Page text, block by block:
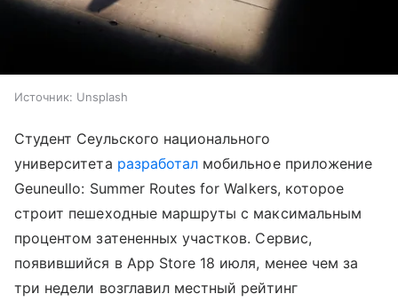
Источник: Unsplash
Студент Сеульского национального
университета разработал мобильное приложение
Geuneullo: Summer Routes for Walkers, которое
строит пешеходные маршруты с максимальным
процентом затененных участков. Сервис,
появившийся в App Store 18 июля, менее чем за
три недели возглавил местный рейтинг